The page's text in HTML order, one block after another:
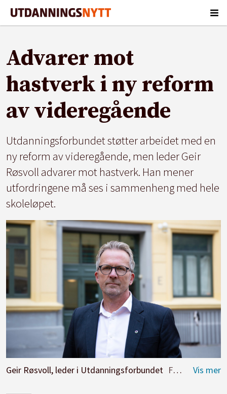
Advarer mot
hastverk i ny reform
av videregående
Utdanningsforbundet støtter arbeidet med en
ny reform av videregående, men leder Geir
Røsvoll advarer mot hastverk. Han mener
utfordringene må ses i sammenheng med hele
skoleløpet.
Geir Røsvoll, leder i Utdanningsforbundet Foto: Harald Åker/Utdanningsforbundet